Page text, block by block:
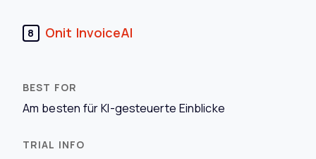
8 Onit InvoiceAI
Am besten für KI-gesteuerte Einblicke